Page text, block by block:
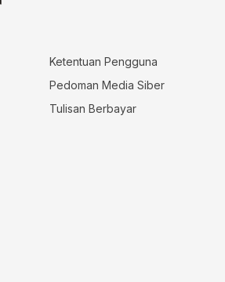
Ketentuan Pengguna
Pedoman Media Siber
Tulisan Berbayar